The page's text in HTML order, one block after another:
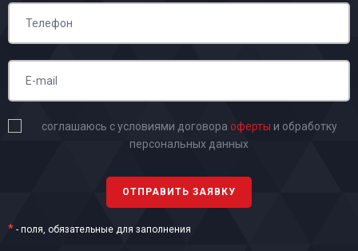
соглашаюсь с условиями договора оферты и обработку
персональных данных
* - поля, обязательные для заполнения